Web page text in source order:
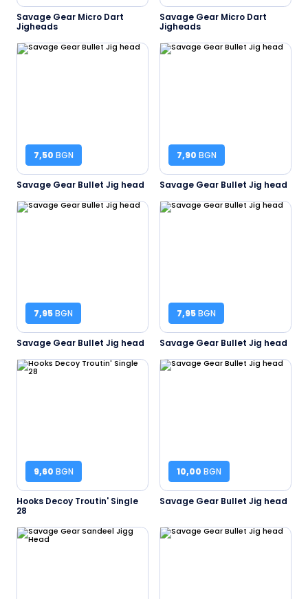
Savage Gear Micro Dart
Jigheads
Savage Gear Micro Dart
Jigheads
7,50 BGN
Savage Gear Bullet Jig head
7,90 BGN
Savage Gear Bullet Jig head
7,95BGN
Savage Gear Bullet Jig head
7,95BGN
Savage Gear Bullet Jig head
9,60 BGN
Hooks Decoy Troutin' Single
28
10,00 BGN
Savage Gear Bullet Jig head